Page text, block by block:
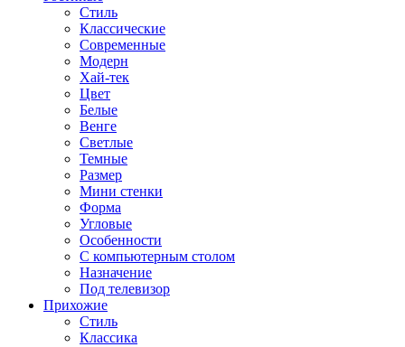
Стиль
Классические
Современные
Модерн
Хай-тек
Цвет
Белые
Венге
Светлые
Темные
Размер
Мини стенки
Форма
Угловые
Особенности
С компьютерным столом
Назначение
Под телевизор
Прихожие
Стиль
Классика